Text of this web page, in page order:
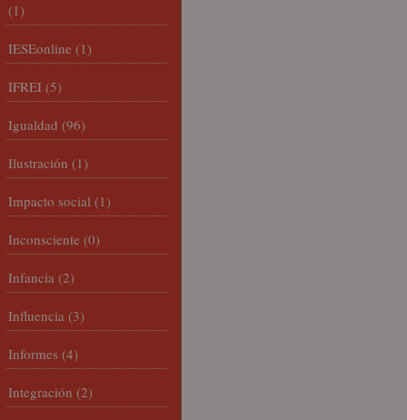
(1)
IESEonline (1)
IFREI (5)
Igualdad (96)
Ilustración (1)
Impacto social (1)
Inconsciente (0)
Infancia (2)
Influencia (3)
Informes (4)
Integración (2)